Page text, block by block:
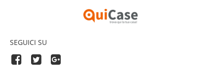
SEGUICI SU